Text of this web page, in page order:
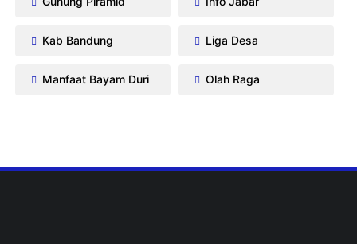
Kab Bandung Liga Desa
Manfaat Bayam Duri Olah Raga